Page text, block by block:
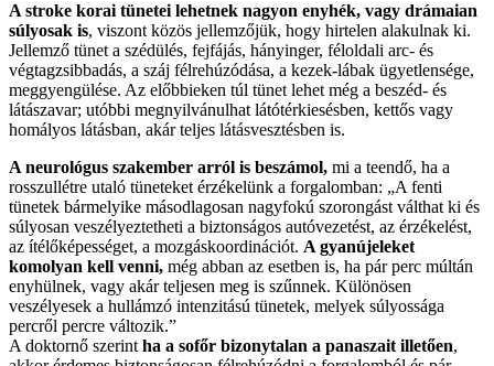
A stroke korai tünetei lehetnek nagyon enyhék, vagy drámaian
súlyosak is, viszont közös jellemzőjük, hogy hirtelen alakulnak ki.
Jellemző tünet a szédülés, fejfájás, hányinger, féloldali arc- és
végtagzsibbadás, a száj félrehúzódása, a kezek-lábak ügyetlensége,
meggyengülése. Az előbbieken túl tünet lehet még a beszéd- és
látászavar; utóbbi megnyilvánulhat látótérkiesésben, kettős vagy
homályos látásban, akár teljes látásvesztésben is.
A neurológus szakember arról is beszámol, mi a teendő, ha a
rosszullétre utaló tüneteket érzékelünk a forgalomban: „A fenti
tünetek bármelyike másodlagosan nagyfokú szorongást válthat ki és
súlyosan veszélyeztetheti a biztonságos autóvezetést, az érzékelést,
az ítélőképességet, a mozgáskoordinációt. A gyanújeleket
komolyan kell venni, még abban az esetben is, ha pár perc múltán
enyhülnek, vagy akár teljesen meg is szűnnek. Különösen
veszélyesek a hullámzó intenzitású tünetek, melyek súlyossága
percről percre változik.”
A doktornő szerint ha a sofőr bizonytalan a panaszait illetően,